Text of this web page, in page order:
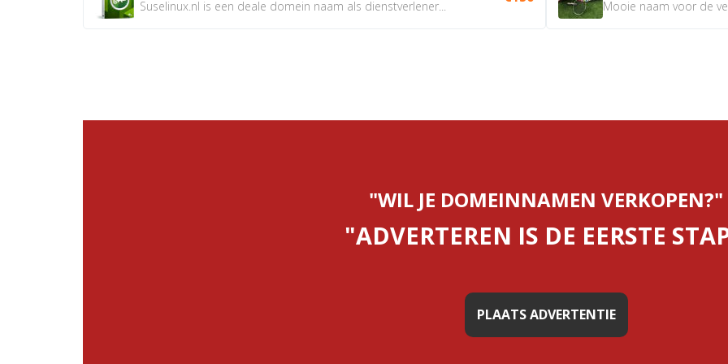
Suselinux.nl is een deale domein naam als dienstverlener... Mooie naam voor de
"WIL JE DOMEINNAMEN VERKOPEN?"
"ADVERTEREN IS DE EERSTE
PLAATS ADVERTENTIE